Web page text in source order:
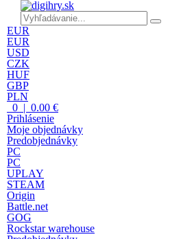
EUR
EUR
USD
CZK
HUF
GBP
PLN
0 | 0.00 €
Prihlásenie
Moje objednávky
Predobjednávky
PC
PC
UPLAY
STEAM
Origin
Battle.net
GOG
Rockstar warehouse